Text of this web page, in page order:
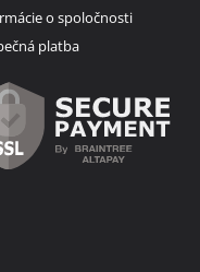
o spoločnosti
platba